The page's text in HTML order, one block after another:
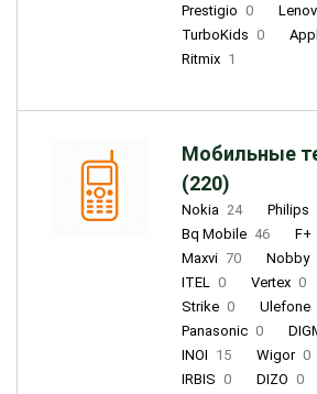
Prestigio 0
TurboKids 0
Ritmix 1
Мобильные
(220)
Nokia 24 Philips
Bq Mobile 46 F+
Maxvi 70 Nobby
ITEL 0 Vertex 0
Strike 0 Ulefone
Panasonic 0
INOI 15 Wigor 0
IRBIS 0 DIZO 0